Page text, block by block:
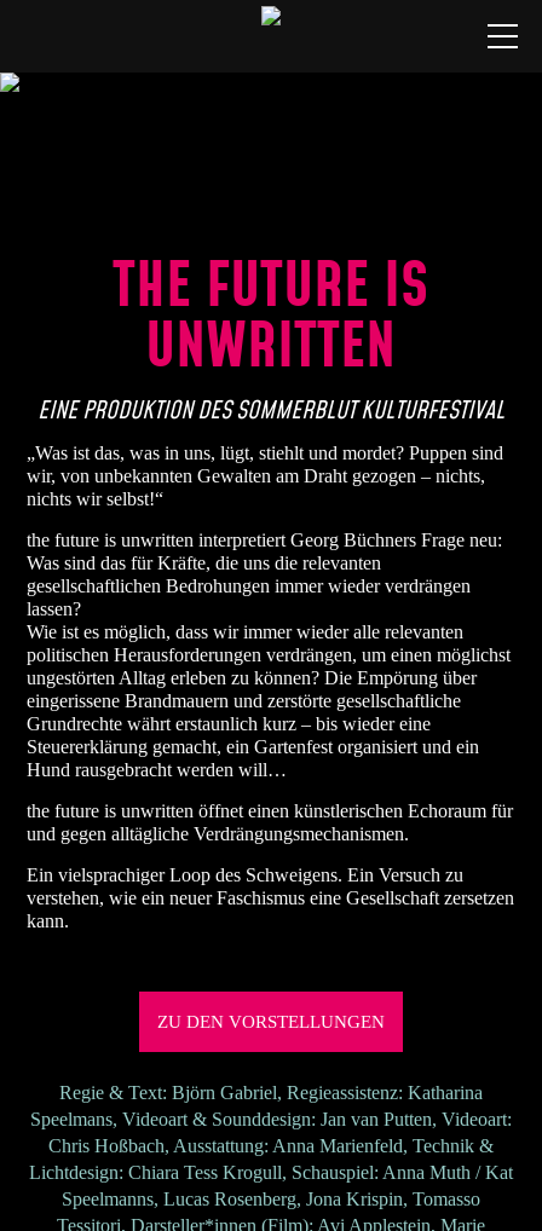
Produktionen
Besuch
THE FUTURE IS
UNWRITTEN
EINE PRODUKTION DES SOMMERBLUT KULTURFESTIVAL
„Was ist das, was in uns, lügt, stiehlt und mordet? Puppen sind
wir, von unbekannten Gewalten am Draht gezogen – nichts,
nichts wir selbst!“
the future is unwritten interpretiert Georg Büchners Frage neu:
Was sind das für Kräfte, die uns die relevanten
gesellschaftlichen Bedrohungen immer wieder verdrängen
lassen?
Wie ist es möglich, dass wir immer wieder alle relevanten
politischen Herausforderungen verdrängen, um einen möglichst
ungestörten Alltag erleben zu können? Die Empörung über
eingerissene Brandmauern und zerstörte gesellschaftliche
Grundrechte währt erstaunlich kurz – bis wieder eine
Steuererklärung gemacht, ein Gartenfest organisiert und ein
Hund rausgebracht werden will…
the future is unwritten öffnet einen künstlerischen Echoraum für
und gegen alltägliche Verdrängungsmechanismen.
Ein vielsprachiger Loop des Schweigens. Ein Versuch zu
verstehen, wie ein neuer Faschismus eine Gesellschaft zersetzen
kann.
ZU DEN VORSTELLUNGEN
Regie & Text: Björn Gabriel, Regieassistenz: Katharina
Speelmans, Videoart & Sounddesign: Jan van Putten, Videoart:
Chris Hoßbach, Ausstattung: Anna Marienfeld, Technik &
Lichtdesign: Chiara Tess Krogull, Schauspiel: Anna Muth / Kat
Speelmanns, Lucas Rosenberg, Jona Krispin, Tomasso
Tessitori, Darsteller*innen (Film): Avi Applestein, Marie